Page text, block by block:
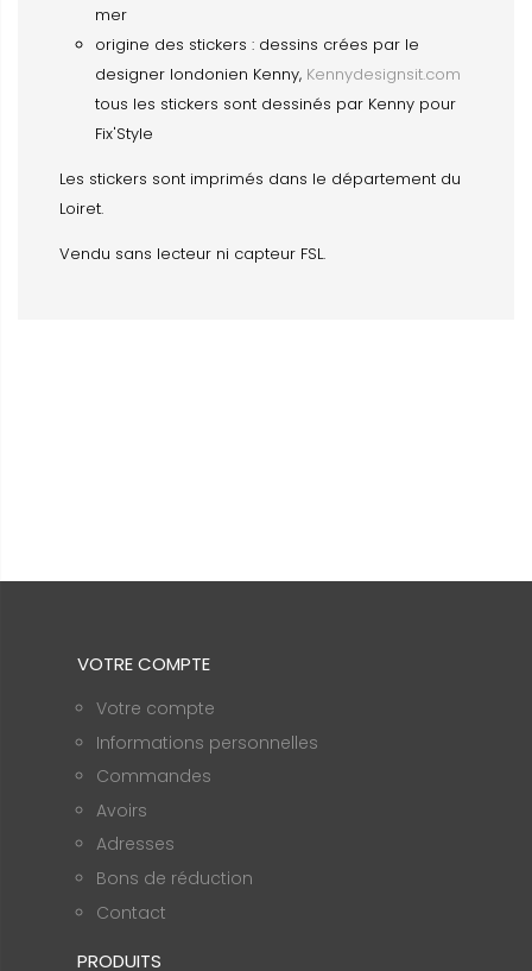
mer
origine des stickers : dessins crées par le
designer londonien Kenny, Kennydesignsit.com
tous les stickers sont dessinés par Kenny pour
Fix'Style
Les stickers sont imprimés dans le département du
Loiret.
Vendu sans lecteur ni capteur FSL.
VOTRE COMPTE
Votre compte
Informations personnelles
Commandes
Avoirs
Adresses
Bons de réduction
Contact
PRODUITS